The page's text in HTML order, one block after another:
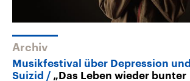
Archiv
Musikfestival über Depression und
Suizid
„Das Leben wieder bunter